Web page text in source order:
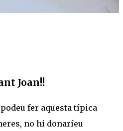
Joan!!
fer aquesta típica
no hi donaríeu